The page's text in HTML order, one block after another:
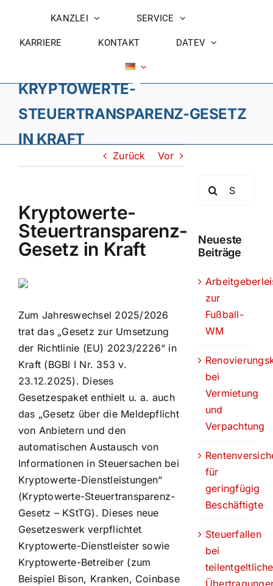
KANZLEI SERVICE
KARRIERE KONTAKT DATEV
KRYPTOWERTE-
STEUERTRANSPARENZ-GESETZ
IN KRAFT
Zurück Vor
Kryptowerte-
Steuertransparenz-
Gesetz in Kraft
Zum Jahreswechsel 2025/2026
trat das „Gesetz zur Umsetzung
der Richtlinie (EU) 2023/2226“ in
Kraft (BGBl I Nr. 353 v.
23.12.2025). Dieses
Gesetzespaket enthielt u. a. auch
das „Gesetz über die Meldepflicht
von Anbietern und den
automatischen Austausch von
Informationen in Steuersachen bei
Kryptowerte-Dienstleistungen“
(Kryptowerte-Steuertransparenz-
Gesetz – KStTG). Dieses neue
Gesetzeswerk verpflichtet
Kryptowerte-Dienstleister sowie
Kryptowerte-Betreiber (zum
Beispiel Bison, Kranken, Coinbase
nach:
Neueste
Beiträge
zur
Fußball-
WM
bei
Vermietung
und
Verpachtung
für
geringfügig
Beschäftigte
Steuerfallen
bei